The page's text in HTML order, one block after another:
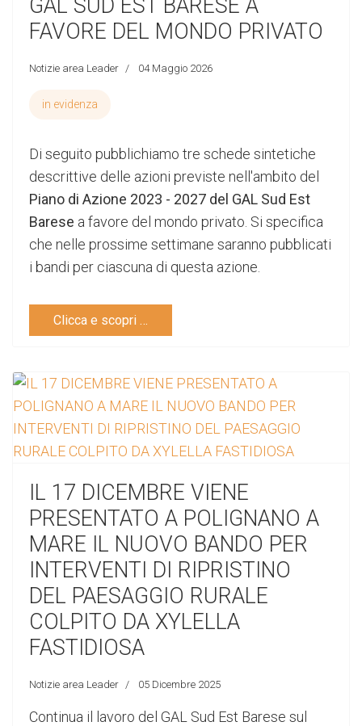
GAL SUD EST BARESE A
FAVORE DEL MONDO PRIVATO
Notizie area Leader 04 Maggio 2026
in evidenza
Di seguito pubblichiamo tre schede sintetiche
descrittive delle azioni previste nell'ambito del
Piano di Azione 2023 - 2027 del GAL Sud Est
Barese a favore del mondo privato. Si specifica
che nelle prossime settimane saranno pubblicati
i bandi per ciascuna di questa azione.
Clicca e scopri …
IL 17 DICEMBRE VIENE
PRESENTATO A POLIGNANO A
MARE IL NUOVO BANDO PER
INTERVENTI DI RIPRISTINO
DEL PAESAGGIO RURALE
COLPITO DA XYLELLA
FASTIDIOSA
Notizie area Leader 05 Dicembre 2025
Continua il lavoro del GAL Sud Est Barese sul